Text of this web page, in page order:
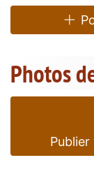
Photos